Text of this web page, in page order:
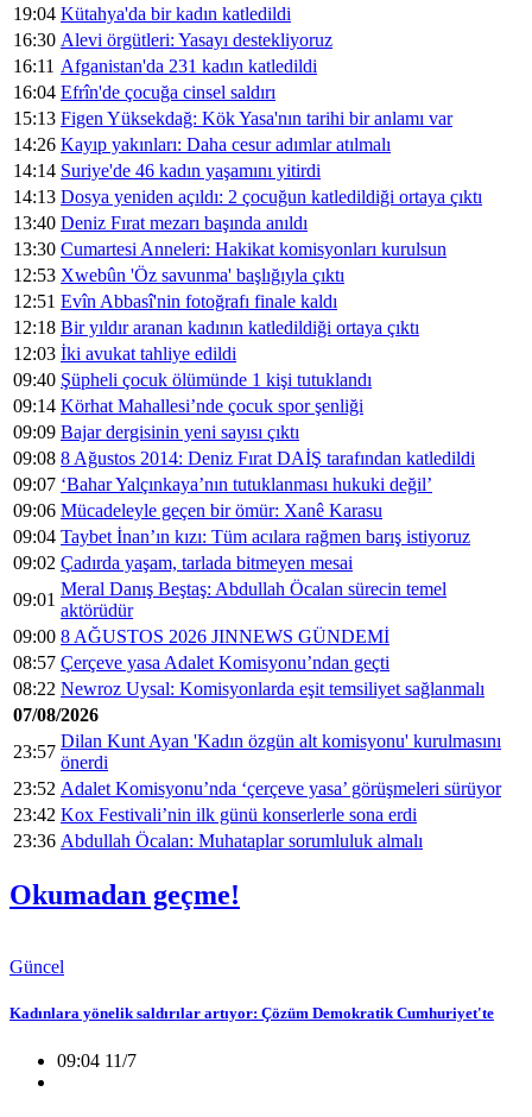
19:04 Kütahya'da bir kadın katledildi
16:30 Alevi örgütleri: Yasayı destekliyoruz
16:11 Afganistan'da 231 kadın katledildi
16:04 Efrîn'de çocuğa cinsel saldırı
15:13 Figen Yüksekdağ: Kök Yasa'nın tarihi bir anlamı var
14:26 Kayıp yakınları: Daha cesur adımlar atılmalı
14:14 Suriye'de 46 kadın yaşamını yitirdi
14:13 Dosya yeniden açıldı: 2 çocuğun katledildiği ortaya çıktı
13:40 Deniz Fırat mezarı başında anıldı
13:30 Cumartesi Anneleri: Hakikat komisyonları kurulsun
12:53 Xwebûn 'Öz savunma' başlığıyla çıktı
12:51 Evîn Abbasî'nin fotoğrafı finale kaldı
12:18 Bir yıldır aranan kadının katledildiği ortaya çıktı
12:03 İki avukat tahliye edildi
09:40 Şüpheli çocuk ölümünde 1 kişi tutuklandı
09:14 Körhat Mahallesi’nde çocuk spor şenliği
09:09 Bajar dergisinin yeni sayısı çıktı
09:08 8 Ağustos 2014: Deniz Fırat DAİŞ tarafından katledildi
09:07 ‘Bahar Yalçınkaya’nın tutuklanması hukuki değil’
09:06 Mücadeleyle geçen bir ömür: Xanê Karasu
09:04 Taybet İnan’ın kızı: Tüm acılara rağmen barış istiyoruz
09:02 Çadırda yaşam, tarlada bitmeyen mesai
09:01
Meral Danış Beştaş: Abdullah Öcalan sürecin temel
aktörüdür
09:00 8 AĞUSTOS 2026 JINNEWS GÜNDEMİ
08:57 Çerçeve yasa Adalet Komisyonu’ndan geçti
08:22 Newroz Uysal: Komisyonlarda eşit temsiliyet sağlanmalı
07/08/2026
23:57
Dilan Kunt Ayan 'Kadın özgün alt komisyonu' kurulmasını
önerdi
23:52 Adalet Komisyonu’nda ‘çerçeve yasa’ görüşmeleri sürüyor
23:42 Kox Festivali’nin ilk günü konserlerle sona erdi
23:36 Abdullah Öcalan: Muhataplar sorumluluk almalı
Okumadan geçme!
Güncel
Kadınlara yönelik saldırılar artıyor: Çözüm Demokratik Cumhuriyet'te
09:04 11/7